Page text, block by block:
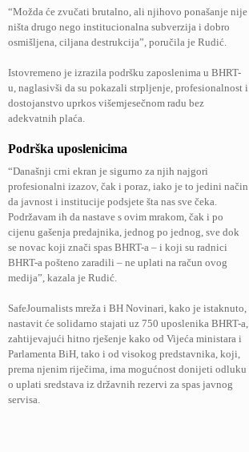
“Možda će zvučati brutalno, ali njihovo ponašanje nije
ništa drugo nego institucionalna subverzija i dobro
osmišljena, ciljana destrukcija”, poručila je Rudić.
Istovremeno je izrazila podršku zaposlenima u BHRT-
u, naglasivši da su pokazali strpljenje, profesionalnost i
dostojanstvo uprkos višemjesečnom radu bez
adekvatnih plaća.
Podrška uposlenicima
“Današnji crni ekran je sigurno za njih najgori
profesionalni izazov, čak i poraz, iako je to jedini način
da javnost i institucije podsjete šta nas sve čeka.
Podržavam ih da nastave s ovim mrakom, čak i po
cijenu gašenja predajnika, jednog po jednog, sve dok
se novac koji znači spas BHRT-a – i koji su radnici
BHRT-a pošteno zaradili – ne uplati na račun ovog
medija”, kazala je Rudić.
SafeJournalists mreža i BH Novinari, kako je istaknuto,
nastavit će solidarno stajati uz 750 uposlenika BHRT-a,
zahtijevajući hitno rješenje kako od Vijeća ministara i
Parlamenta BiH, tako i od visokog predstavnika, koji,
prema njenim riječima, ima mogućnost donijeti odluku
o uplati sredstava iz državnih rezervi za spas javnog
servisa.